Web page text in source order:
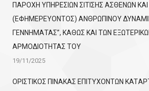
ΠΑΡΟΧΗ ΥΠΗΡΕΣΙΩΝ ΣΙΤΙΣΗΣ ΑΣΘΕΝΩΝ ΚΑΙ
(ΕΦΗΜΕΡΕΥΟΝΤΟΣ) ΑΝΘΡΩΠΙΝΟΥ
ΓΕΝΝΗΜΑΤΑΣ”, ΚΑΘΩΣ ΚΑΙ ΤΩΝ
ΑΡΜΟΔΙΟΤΗΤΑΣ ΤΟΥ
19/11/2025
ΟΡΙΣΤΙΚΟΣ ΠΙΝΑΚΑΣ ΕΠΙΤΥΧΟΝΤΩΝ